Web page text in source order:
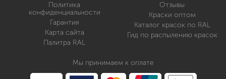
Политика
конфиденциальности
Гарантия
Карта сайта
Палитра RAL
Отзывы
Краски оптом
Каталог красок по RAL
Гид по распылению красок
Мы принимаем к оплате